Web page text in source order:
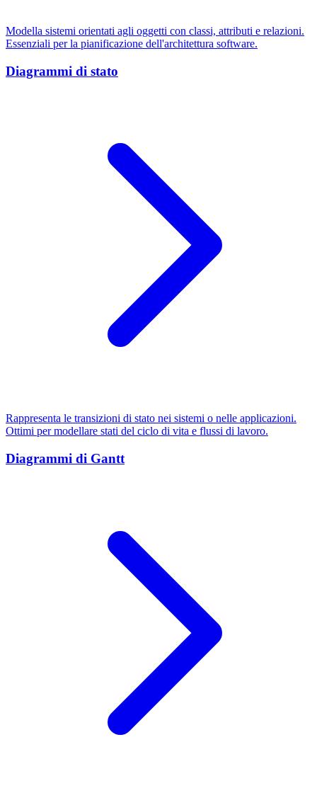
Modella sistemi orientati agli oggetti con classi, attributi e relazioni.
Essenziali per la pianificazione dell'architettura software.
Diagrammi di stato
Rappresenta le transizioni di stato nei sistemi o nelle applicazioni.
Ottimi per modellare stati del ciclo di vita e flussi di lavoro.
Diagrammi di Gantt